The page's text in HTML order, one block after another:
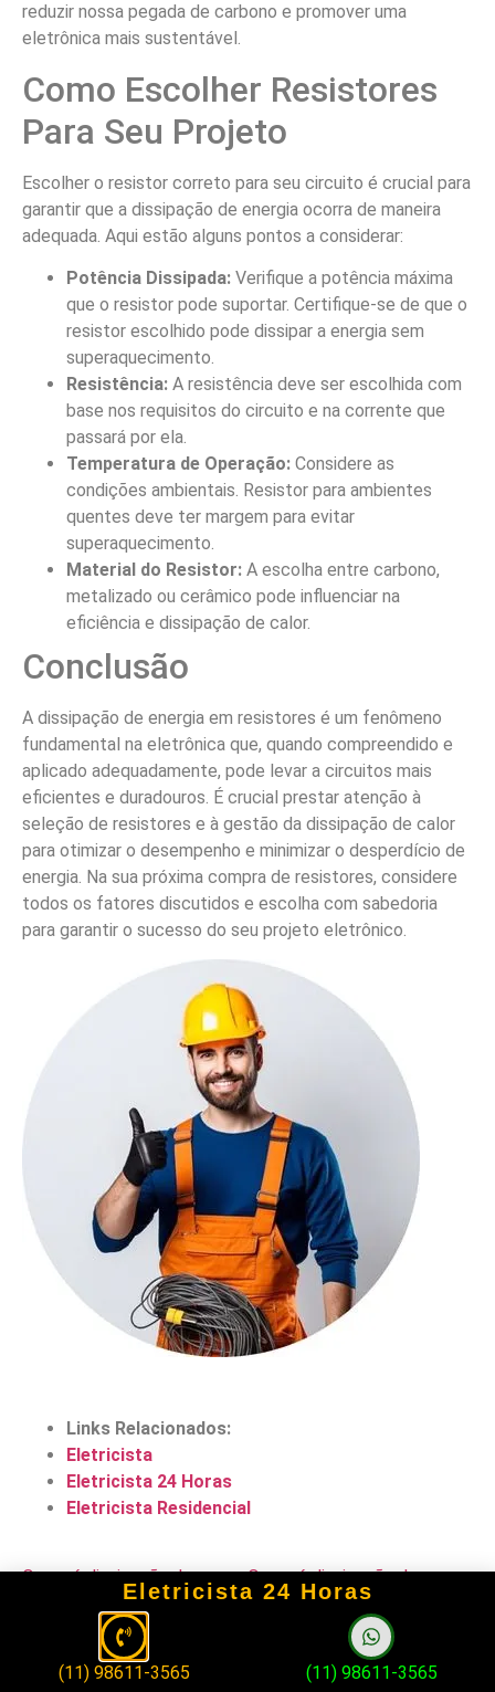
reduzir nossa pegada de carbono e promover uma
eletrônica mais sustentável.
Como Escolher Resistores
Para Seu Projeto
Escolher o resistor correto para seu circuito é crucial para
garantir que a dissipação de energia ocorra de maneira
adequada. Aqui estão alguns pontos a considerar:
Potência Dissipada: Verifique a potência máxima
que o resistor pode suportar. Certifique-se de que o
resistor escolhido pode dissipar a energia sem
superaquecimento.
Resistência: A resistência deve ser escolhida com
base nos requisitos do circuito e na corrente que
passará por ela.
Temperatura de Operação: Considere as
condições ambientais. Resistor para ambientes
quentes deve ter margem para evitar
superaquecimento.
Material do Resistor: A escolha entre carbono,
metalizado ou cerâmico pode influenciar na
eficiência e dissipação de calor.
Conclusão
A dissipação de energia em resistores é um fenômeno
fundamental na eletrônica que, quando compreendido e
aplicado adequadamente, pode levar a circuitos mais
eficientes e duradouros. É crucial prestar atenção à
seleção de resistores e à gestão da dissipação de calor
para otimizar o desempenho e minimizar o desperdício de
energia. Na sua próxima compra de resistores, considere
todos os fatores discutidos e escolha com sabedoria
para garantir o sucesso do seu projeto eletrônico.
Links Relacionados:
Eletricista
Eletricista 24 Horas
Eletricista Residencial
O que é dissipação de
energia elétrica?
O que é dissipação de
potência em resistências?
Eletricista 24 Horas
(11) 98611-3565 (11) 98611-3565